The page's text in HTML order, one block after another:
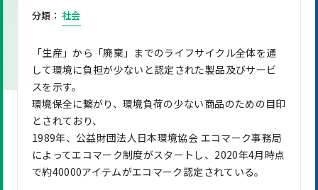
分類： 社会
「生産」から「廃棄」までのライフサイクル全体を通
して環境に負担が少ないと認定された製品及びサービ
スを示す。
環境保全に繋がり、環境負荷の少ない商品のための目印
とされており、
1989年、公益財団法人日本環境協会 エコマーク事務局
によってエコマーク制度がスタートし、2020年4月時点
で約40000アイテムがエコマーク認定されている。